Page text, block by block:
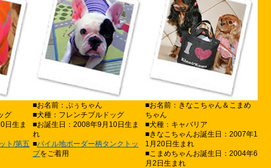
グ
日生ま
ト/第五
■お名前：ぷぅちゃん
■犬種：フレンチブルドッグ
■お誕生日：2008年9月10日生ま
れ
■パイル地ボーダー柄タンクトッ
プをご着用
■お名前：きなこちゃん＆こまめ
ちゃん
■犬種：キャバリア
■きなこちゃんお誕生日：2007年1
1月20日生まれ
■こまめちゃんお誕生日：2004年6
月2日生まれ